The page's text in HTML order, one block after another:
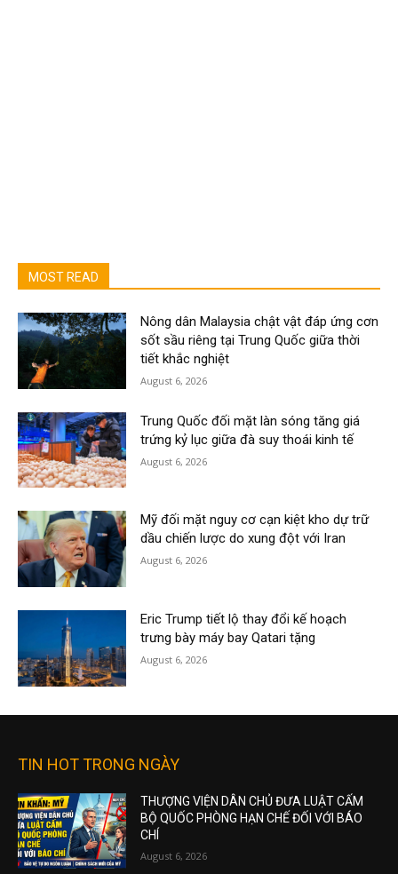
MOST READ
Nông dân Malaysia chật vật đáp ứng cơn
sốt sầu riêng tại Trung Quốc giữa thời
tiết khắc nghiệt
August 6, 2026
Trung Quốc đối mặt làn sóng tăng giá
trứng kỷ lục giữa đà suy thoái kinh tế
August 6, 2026
Mỹ đối mặt nguy cơ cạn kiệt kho dự trữ
dầu chiến lược do xung đột với Iran
August 6, 2026
Eric Trump tiết lộ thay đổi kế hoạch
trưng bày máy bay Qatari tặng
August 6, 2026
TIN HOT TRONG NGÀY
THƯỢNG VIỆN DÂN CHỦ ĐƯA LUẬT CẤM
BỘ QUỐC PHÒNG HẠN CHẾ ĐỐI VỚI BÁO
CHÍ
August 6, 2026